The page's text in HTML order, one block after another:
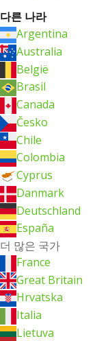
다른 나라
Argentina
Australia
België
Brasil
Canada
Česko
Chile
Colombia
Cyprus
Danmark
Deutschland
España
더 많은 국가
France
Great Britain
Hrvatska
Italia
Lietuva